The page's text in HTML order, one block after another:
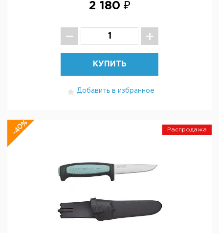
2 180 ₽
КУПИТЬ
Добавить в избранное
Распродажа
-40%